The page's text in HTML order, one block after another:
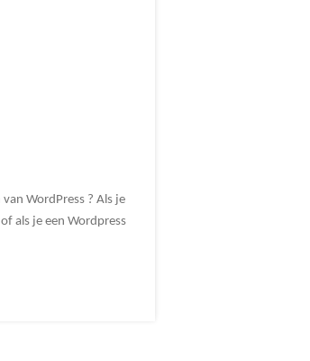
WordPress ? Als je
als je een Wordpress